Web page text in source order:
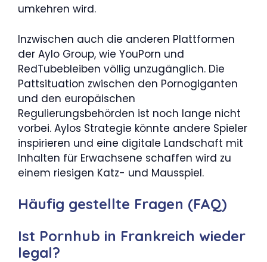
umkehren wird.
Inzwischen auch die anderen Plattformen
der Aylo Group, wie YouPorn und
RedTubebleiben völlig unzugänglich. Die
Pattsituation zwischen den Pornogiganten
und den europäischen
Regulierungsbehörden ist noch lange nicht
vorbei. Aylos Strategie könnte andere Spieler
inspirieren und eine digitale Landschaft mit
Inhalten für Erwachsene schaffen wird zu
einem riesigen Katz- und Mausspiel.
Häufig gestellte Fragen (FAQ)
Ist Pornhub in Frankreich wieder
legal?